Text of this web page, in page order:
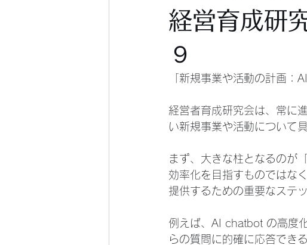
経営育成研
９
「新規事業や活動の計画：
経営者育成研究会は、常に
い新規事業や活動について
まず、大きな柱となるのが
効率化を目指すものではな
提供するための重要なステッ
例えば、AI chatbot の高度
らの質問に的確に応答でき